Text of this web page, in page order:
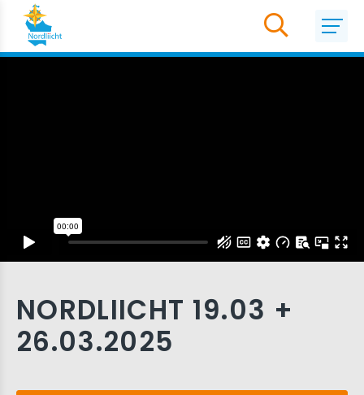
NORDLIICHT 19.03 +
26.03.2025